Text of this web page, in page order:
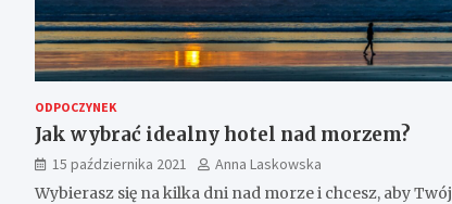
ODPOCZYNEK
Jak wybrać idealny hotel nad morzem?
15 października 2021
Anna Laskowska
Wybierasz się na kilka dni nad morze i chcesz, aby Twój